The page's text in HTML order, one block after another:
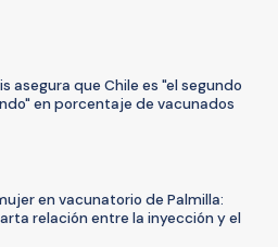
asegura que Chile es "el segundo
en porcentaje de vacunados
en vacunatorio de Palmilla:
relación entre la inyección y el